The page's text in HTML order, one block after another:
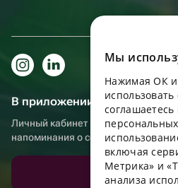
В приложении еще удобнее!
Личный кабинет получателя,
напоминания о событиях
Скачать
Мы
Нажимая ОК
использовать
соглашаетесь
включая
Метрика» и
анализа